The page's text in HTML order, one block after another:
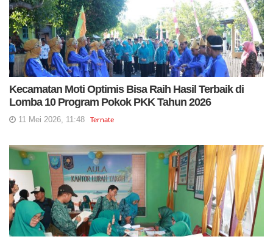
Kecamatan Moti Optimis Bisa Raih Hasil Terbaik di
Lomba 10 Program Pokok PKK Tahun 2026
11 Mei 2026, 11:48 Ternate